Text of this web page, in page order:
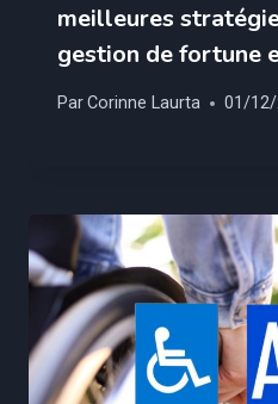
meilleures
gestion de fortune
ParCorinne Laurta 01/12/